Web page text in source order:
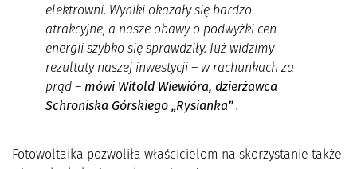
elektrowni. Wyniki okazały się bardzo
atrakcyjne, a nasze obawy o podwyżki cen
energii szybko się sprawdziły. Już widzimy
rezultaty naszej inwestycji – w rachunkach za
prąd– mówi Witold Wiewióra, dzierżawca
Schroniska Górskiego „Rysianka”.
Fotowoltaika pozwoliła właścicielom na skorzystanie także